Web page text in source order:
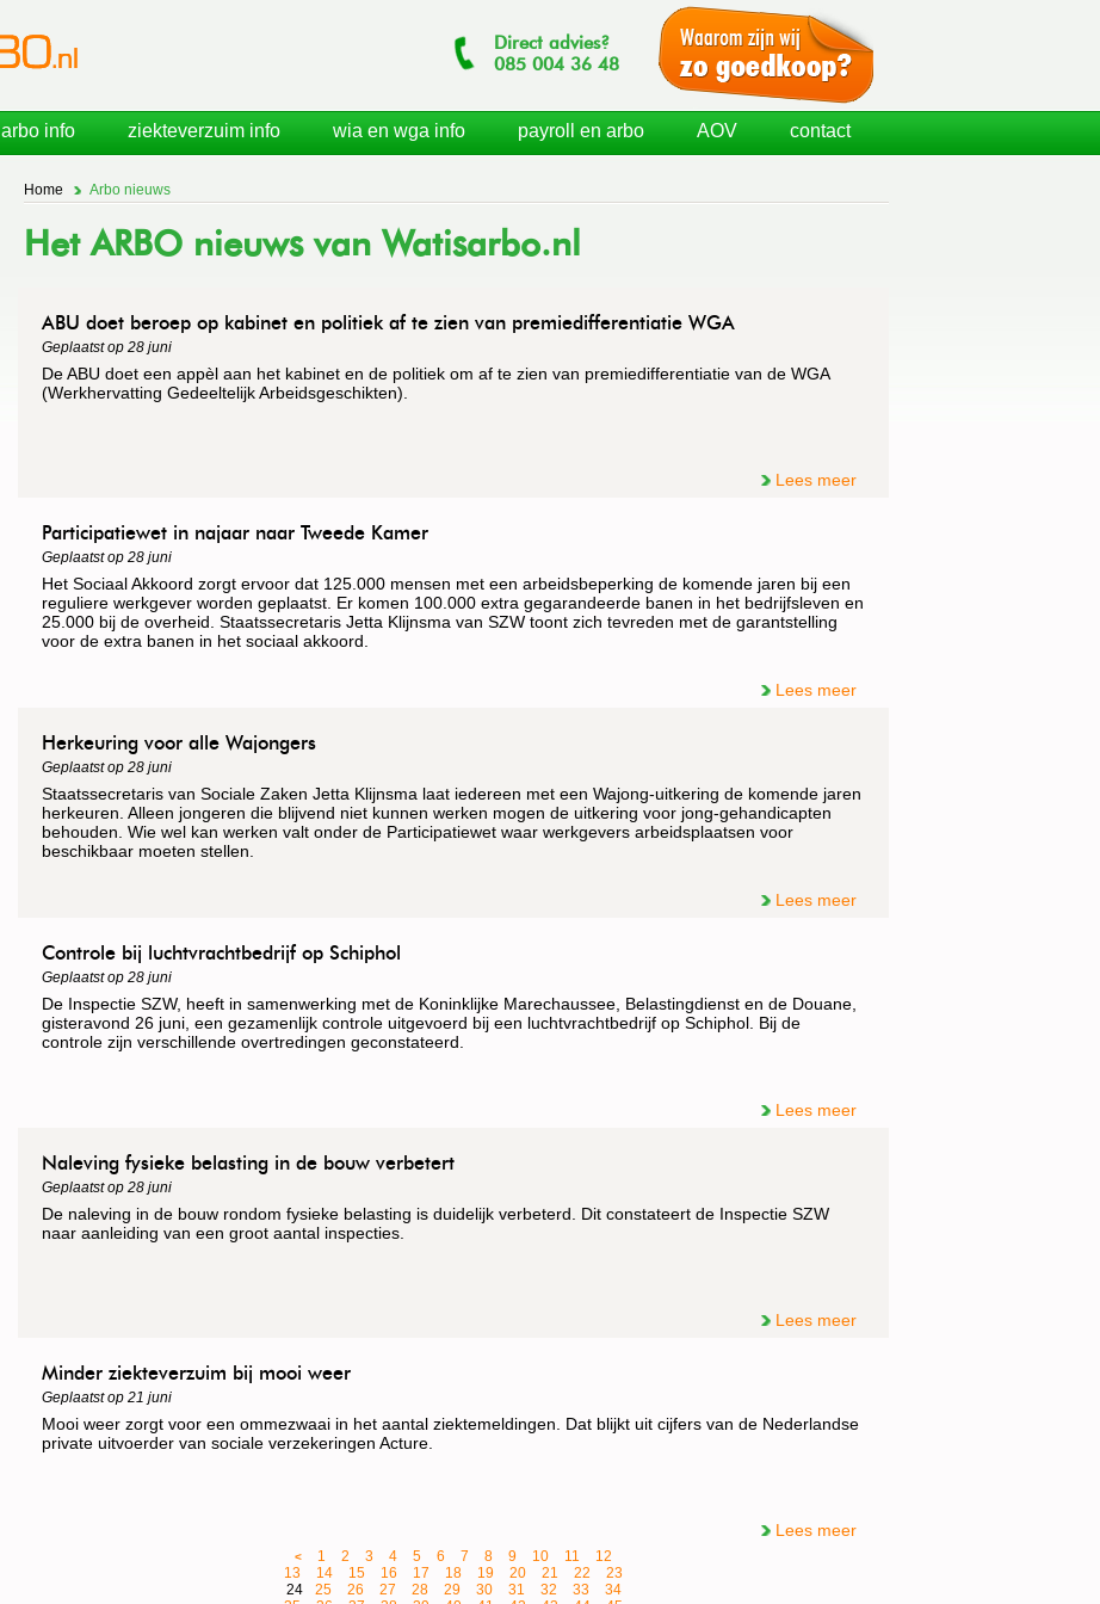
Direct advies?
085 004 36 48
Home Arbo nieuws
Het ARBO nieuws van Watisarbo.nl
ABU doet beroep op kabinet en politiek af te zien van premiedifferentiatie WGA
Geplaatst op 28 juni
De ABU doet een appèl aan het kabinet en de politiek om af te zien van premiedifferentiatie van de WGA
(Werkhervatting Gedeeltelijk Arbeidsgeschikten).
Lees meer
Participatiewet in najaar naar Tweede Kamer
Geplaatst op 28 juni
Het Sociaal Akkoord zorgt ervoor dat 125.000 mensen met een arbeidsbeperking de komende jaren bij een
reguliere werkgever worden geplaatst. Er komen 100.000 extra gegarandeerde banen in het bedrijfsleven en
25.000 bij de overheid. Staatssecretaris Jetta Klijnsma van SZW toont zich tevreden met de garantstelling
voor de extra banen in het sociaal akkoord.
Lees meer
Herkeuring voor alle Wajongers
Geplaatst op 28 juni
Staatssecretaris van Sociale Zaken Jetta Klijnsma laat iedereen met een Wajong-uitkering de komende jaren
herkeuren. Alleen jongeren die blijvend niet kunnen werken mogen de uitkering voor jong-gehandicapten
behouden. Wie wel kan werken valt onder de Participatiewet waar werkgevers arbeidsplaatsen voor
beschikbaar moeten stellen.
Lees meer
Controle bij luchtvrachtbedrijf op Schiphol
Geplaatst op 28 juni
De Inspectie SZW, heeft in samenwerking met de Koninklijke Marechaussee, Belastingdienst en de Douane,
gisteravond 26 juni, een gezamenlijk controle uitgevoerd bij een luchtvrachtbedrijf op Schiphol. Bij de
controle zijn verschillende overtredingen geconstateerd.
Lees meer
Naleving fysieke belasting in de bouw verbetert
Geplaatst op 28 juni
De naleving in de bouw rondom fysieke belasting is duidelijk verbeterd. Dit constateert de Inspectie SZW
naar aanleiding van een groot aantal inspecties.
Lees meer
Minder ziekteverzuim bij mooi weer
Geplaatst op 21 juni
Mooi weer zorgt voor een ommezwaai in het aantal ziektemeldingen. Dat blijkt uit cijfers van de Nederlandse
private uitvoerder van sociale verzekeringen Acture.
Lees meer
< 1 2 3 4 5 6 7 8 9 10 11
12
13
14 15 16 17 18 19 20 21 22
23
24
25 26 27 28 29 30 31 32 33
34
arbo info ziekteverzuim info wia en wga info payroll en arbo AOV contact